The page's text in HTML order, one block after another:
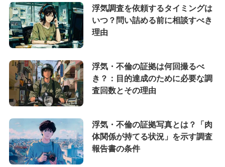
浮気調査を依頼するタイミングは
いつ？問い詰める前に相談すべき
理由
浮気・不倫の証拠は何回撮るべ
き？：目的達成のために必要な調
査回数とその理由
浮気・不倫の証拠写真とは？「肉
体関係が持てる状況」を示す調査
報告書の条件